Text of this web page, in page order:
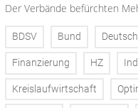
Der Verbände befürchten
BDSV Bund
Finanzierung HZ
Kreislaufwirtschaft